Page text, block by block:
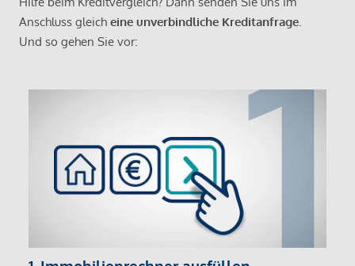
Anschluss gleich eine unverbindliche Kreditanfrage.
Und so gehen Sie vor: